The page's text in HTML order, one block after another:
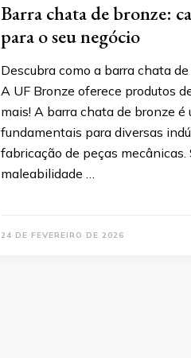
Barra chata de bronze:
para o seu negócio
Descubra como a barra chata
A UF Bronze oferece produtos
mais! A barra chata de bronze
fundamentais para diversas
fabricação de peças
maleabilidade …
24 DE FEVEREIRO DE 2026